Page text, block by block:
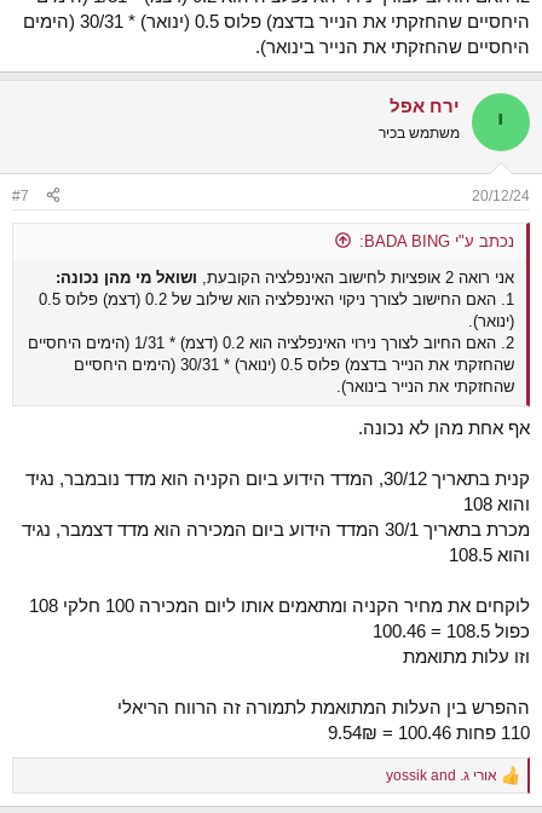
היחסיים שהחזקתי את הנייר בדצמ) פלוס 0.5 (ינואר) * 30/31 (הימים
היחסיים שהחזקתי את הנייר בינואר).
י ירח אפל
משתמש בכיר
20/12/24
#7
נכתב ע"י BADA BING:
אני רואה 2 אופציות לחישוב האינפלציה הקובעת,
ושואל מי מהן נכונה:
1. האם החישוב לצורך ניקוי האינפלציה הוא שילוב של 0.2 (דצמ) פלוס 0.5
(ינואר).
2. האם החיוב לצורך נירוי האינפלציה הוא 0.2 (דצמ) * 1/31 (הימים היחסיים
שהחזקתי את הנייר בדצמ) פלוס 0.5 (ינואר) * 30/31 (הימים היחסיים
שהחזקתי את הנייר בינואר).
אף אחת מהן לא נכונה.
קנית בתאריך 30/12, המדד הידוע ביום הקניה הוא מדד נובמבר, נגיד
והוא 108
מכרת בתאריך 30/1 המדד הידוע ביום המכירה הוא מדד דצמבר, נגיד
והוא 108.5
לוקחים את מחיר הקניה ומתאמים אותו ליום המכירה 100 חלקי 108
כפול 108.5 = 100.46
וזו עלות מתואמת
ההפרש בין העלות המתואמת לתמורה זה הרווח הריאלי
110 פחות 100.46 = 9.54₪
R
e
אורי ג. yossik